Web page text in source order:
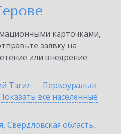
карточками,
заявку на
или внедрение
Тагил
Первоуральск
Показать все населенные
, Свердловская область,